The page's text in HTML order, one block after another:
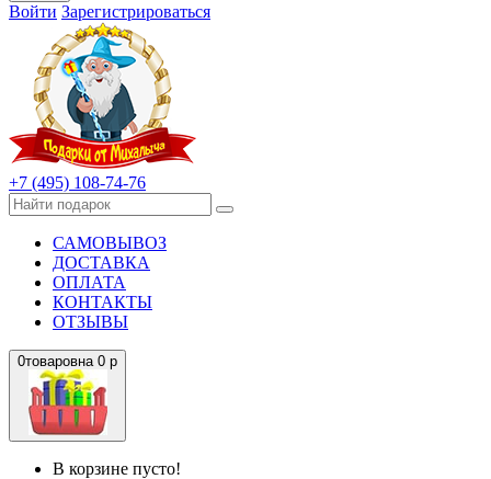
Войти Зарегистрироваться
+7 (495) 108-74-76
САМОВЫВОЗ
ДОСТАВКА
ОПЛАТА
КОНТАКТЫ
ОТЗЫВЫ
0товаровна 0 р
В корзине пусто!